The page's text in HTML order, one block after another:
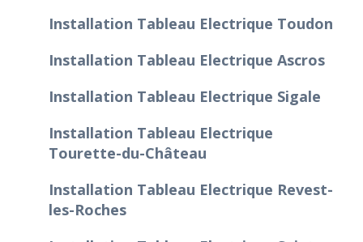
Installation Tableau Electrique Toudon
Installation Tableau Electrique Ascros
Installation Tableau Electrique Sigale
Installation Tableau Electrique
Tourette-du-Château
Installation Tableau Electrique Revest-
les-Roches